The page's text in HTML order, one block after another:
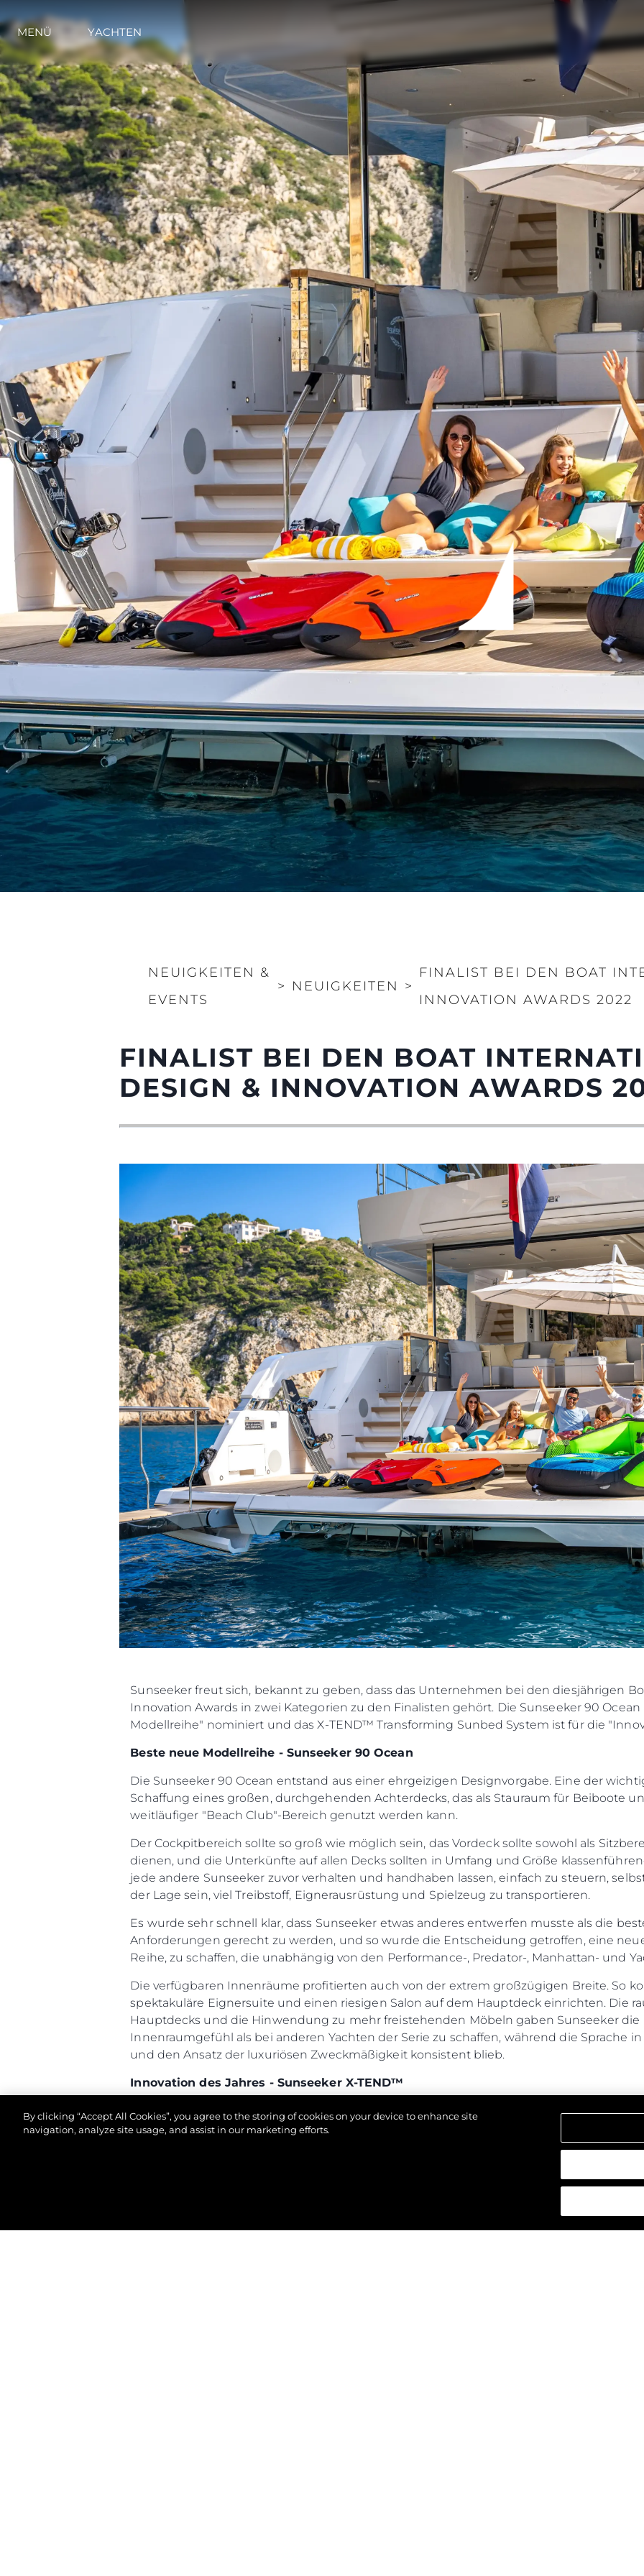
MENÜ YACHTEN
NEUIGKEITEN &
EVENTS
> NEUIGKEITEN >
FINALIST BEI DEN BOAT
INNOVATION AWARDS 2022
FINALIST BEI DEN BOAT
DESIGN & INNOVATION AWARDS
Sunseeker freut sich, bekannt zu geben, dass das Unternehmen bei den diesjährigen
Innovation Awards in zwei Kategorien zu den Finalisten gehört. Die Sunseeker 90
Modellreihe" nominiert und das X-TEND™ Transforming Sunbed System ist für die
Beste neue Modellreihe - Sunseeker 90 Ocean
Die Sunseeker 90 Ocean entstand aus einer ehrgeizigen Designvorgabe. Eine der
Schaffung eines großen, durchgehenden Achterdecks, das als Stauraum für Beiboote
weitläufiger "Beach Club"-Bereich genutzt werden kann.
Der Cockpitbereich sollte so groß wie möglich sein, das Vordeck sollte sowohl als
dienen, und die Unterkünfte auf allen Decks sollten in Umfang und Größe
jede andere Sunseeker zuvor verhalten und handhaben lassen, einfach zu steuern,
der Lage sein, viel Treibstoff, Eignerausrüstung und Spielzeug zu transportieren.
Es wurde sehr schnell klar, dass Sunseeker etwas anderes entwerfen musste als die
Anforderungen gerecht zu werden, und so wurde die Entscheidung getroffen, eine
Reihe, zu schaffen, die unabhängig von den Performance-, Predator-, Manhattan- und
Die verfügbaren Innenräume profitierten auch von der extrem großzügigen Breite. So
spektakuläre Eignersuite und einen riesigen Salon auf dem Hauptdeck einrichten. Die
Hauptdecks und die Hinwendung zu mehr freistehenden Möbeln gaben Sunseeker die
Innenraumgefühl als bei anderen Yachten der Serie zu schaffen, während die Sprache
und den Ansatz der luxuriösen Zweckmäßigkeit konsistent blieb.
Innovation des Jahres - Sunseeker X-TEND™
In der Konzeptionsphase hat Sunseeker über die Aufteilung des Platzes zwischen dem
Achterdecks und der Größe des Cockpits nachgedacht. Dieses frühe
Sozialbereichen war die Geburtsstunde des X-TEND™. Ein innovativer Ansatz für die
Die X-TEND™-Sonnenliege verwandelt den "Beach Club"-Bereich einer Sunseeker-
Freien. Das innovative X-TEND™-Liegesystem ist auf der neuen Sunseeker 90 Ocean
Information Rechtliches
GESCHÄFTSBEDINGUNGEN
COOKIE POLITIK
RECRUITING
Die
Die Firma
Lifestyle
By clicking “Accept All Cookies”, you agree to the storing of cookies on your device to enhance site
navigation, analyze site usage, and assist in our marketing efforts.